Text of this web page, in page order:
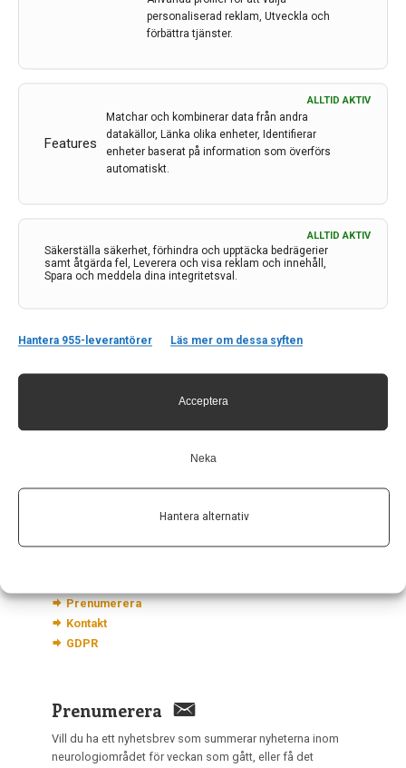
personaliserad reklam, Utveckla och
förbättra tjänster.
Features
ALLTID AKTIV
Matchar och kombinerar data från andra
datakällor, Länka olika enheter, Identifierar
enheter baserat på information som överförs
automatiskt.
Säkerställa säkerhet, förhindra och upptäcka bedrägerier
samt åtgärda fel, Leverera och visa reklam och innehåll,
Spara och meddela dina integritetsval.
ALLTID AKTIV
Hantera 955-leverantörer Läs mer om dessa syften
Acceptera
Neka
Hantera alternativ
nis@pharma-industry.se
Om Neurologi i Sverige
Prenumerera
Kontakt
GDPR
Prenumerera
Vill du ha ett nyhetsbrev som summerar nyheterna inom
neurologiområdet för veckan som gått, eller få det